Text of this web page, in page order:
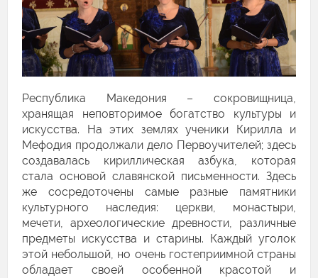
Республика Македония – сокровищница,
хранящая неповторимое богатство культуры и
искусства. На этих землях ученики Кирилла и
Мефодия продолжали дело Первоучителей; здесь
создавалась кириллическая азбука, которая
стала основой славянской письменности. Здесь
же сосредоточены самые разные памятники
культурного наследия: церкви, монастыри,
мечети, археологические древности, различные
предметы искусства и старины. Каждый уголок
этой небольшой, но очень гостеприимной страны
обладает своей особенной красотой и